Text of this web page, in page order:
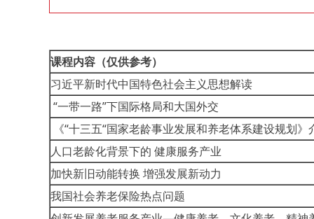
课程内容（仅供参考）
习近平新时代中国特色社会主义思想解读
“一带一路”下国际格局和大国外交
《“十三五“国家老龄事业发展和养老体系建设规划》
人口老龄化背景下的 健康服务产业
加快新旧动能转换 增强发展新动力
我国社会养老保险热点问题